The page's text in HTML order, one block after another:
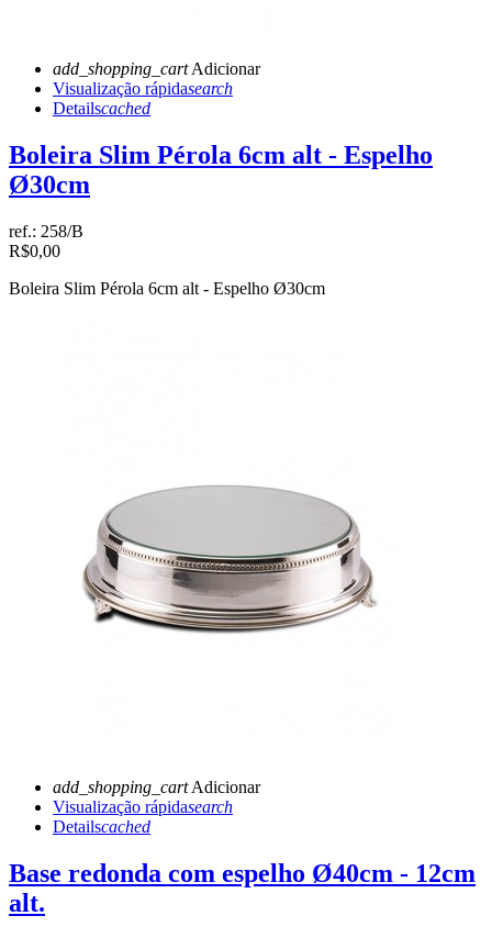
add_shopping_cartAdicionar
Visualização rápidasearch
Detailscached
Boleira Slim Pérola 6cm alt - Espelho
Ø30cm
ref.: 258/B
R$0,00
Boleira Slim Pérola 6cm alt - Espelho Ø30cm
add_shopping_cartAdicionar
Visualização rápidasearch
Detailscached
Base redonda com espelho Ø40cm - 12cm
alt.